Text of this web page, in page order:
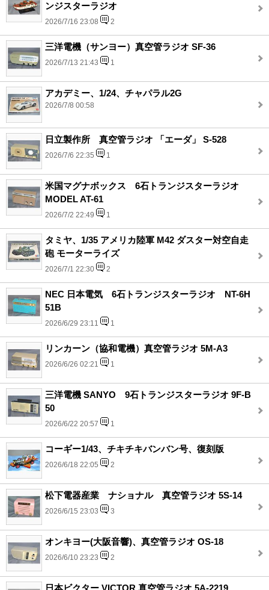
ンジスターラジオ
2026/7/16 23:08 2
三洋電機（サンヨー）真空管ラジオ SF-36
2026/7/13 21:43 1
アカデミー、1/24、チャパラル2G
2026/7/8 00:58
日立製作所 真空管ラジオ 「エーダ」 S-528
2026/7/6 22:35 1
米国マグナボックス 6石トランジスターラジオ
MODEL AT-61
2026/7/2 22:49 1
タミヤ、1/35 アメリカ陸軍 M42 ダスター対空自走
砲 モーターライズ
2026/7/1 22:30 2
NEC 日本電気 6石トランジスターラジオ NT-6H
51B
2026/6/29 23:11 1
リンカーン（協和電機）真空管ラジオ 5M-A3
2026/6/26 02:21 1
三洋電機 SANYO 9石トランジスターラジオ 9F-B
50
2026/6/22 20:57 1
コーギー1/43、チキチキバンバン号、復刻版
2026/6/18 22:05 2
松下電器産業 ナショナル 真空管ラジオ 5S-14
2026/6/15 23:03 3
オンキヨー(大阪音響)、真空管ラジオ OS-18
2026/6/10 23:23 2
日本ビクター VICTOR 真空管ラジオ 5A-2219